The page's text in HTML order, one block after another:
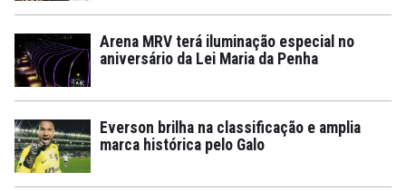
Arena MRV terá iluminação especial no
aniversário da Lei Maria da Penha
Everson brilha na classificação e amplia
marca histórica pelo Galo